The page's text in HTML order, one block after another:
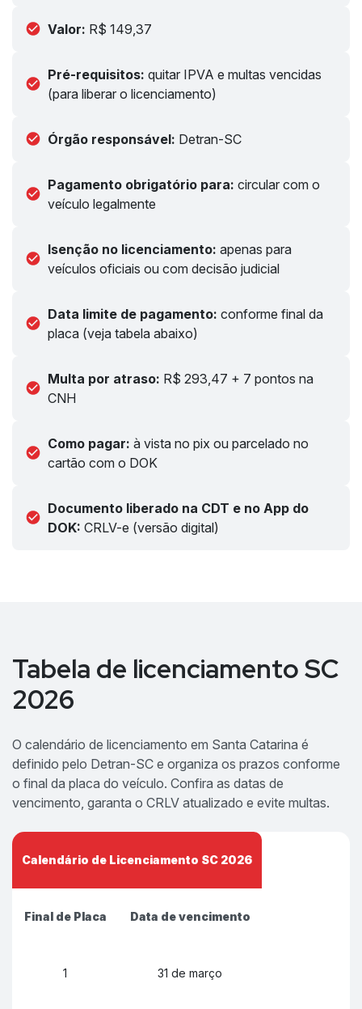
Valor: R$ 149,37
Pré-requisitos: quitar IPVA e multas vencidas
(para liberar o licenciamento)
Órgão responsável: Detran-SC
Pagamento obrigatório para: circular com o
veículo legalmente
Isenção no licenciamento: apenas para
veículos oficiais ou com decisão judicial
Data limite de pagamento: conforme final da
placa (veja tabela abaixo)
Multa por atraso: R$ 293,47 + 7 pontos na
CNH
Como pagar: à vista no pix ou parcelado no
cartão com o DOK
Documento liberado na CDT e no App do
DOK: CRLV-e (versão digital)
Tabela de licenciamento SC
2026
O calendário de licenciamento em Santa Catarina é
definido pelo Detran-SC e organiza os prazos conforme
o final da placa do veículo. Confira as datas de
vencimento, garanta o CRLV atualizado e evite multas.
Calendário de Licenciamento SC 2026
Final de Placa Data de vencimento
1 31 de março